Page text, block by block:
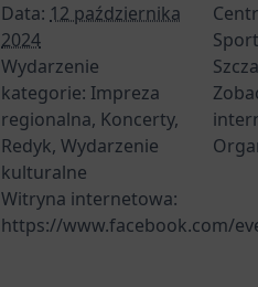
Data: 12 października
2024
Wydarzenie
kategorie: Impreza
regionalna, Koncerty,
Redyk, Wydarzenie
kulturalne
Witryna internetowa:
https://www.facebook.com/